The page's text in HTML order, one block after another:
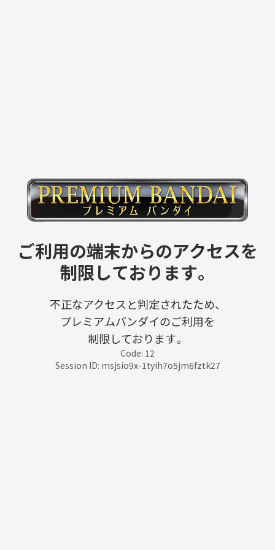
ご利用の端末からのアクセスを
制限しております。
不正なアクセスと判定されたため、
プレミアムバンダイのご利用を
制限しております。
Code: 12
Session ID: msjsio9x-1tyih7o5jm6fztk27